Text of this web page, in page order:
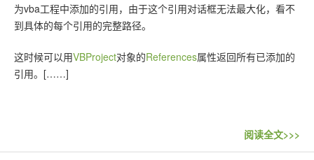
为vba工程中添加的引用，由于这个引用对话框无法最大化，看不
到具体的每个引用的完整路径。
这时候可以用VBProject对象的References属性返回所有已添加的
引用。[……]
阅读全文>>>